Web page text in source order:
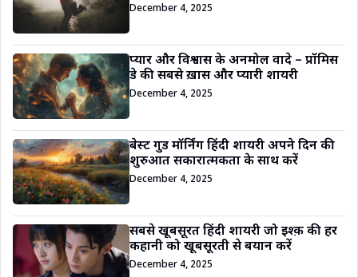
December 4, 2025
प्यार और विश्वास के अनमोल वादे – प्रॉमिस
डे की सबसे ख़ास और प्यारी शायरी
December 4, 2025
बेस्ट गुड मॉर्निंग हिंदी शायरी अपने दिन की
शुरुआत सकारात्मकता के साथ करें
December 4, 2025
सबसे खूबसूरत हिंदी शायरी जो इश्क़ की हर
कहानी को खूबसूरती से बयान करें
December 4, 2025